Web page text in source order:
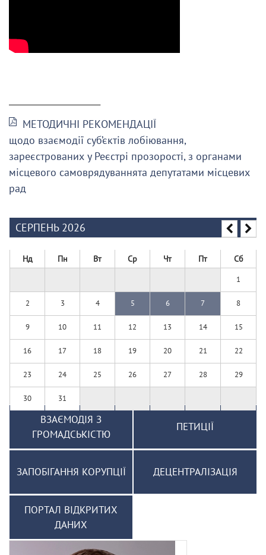
МЕТОДИЧНІ РЕКОМЕНДАЦІЇ
щодо взаємодії суб’єктів лобіювання,
зареєстрованих у Реєстрі прозорості, з органами
місцевого самоврядуваннята депутатами місцевих
рад
СЕРПЕНЬ 2026
Нд Пн Вт Ср Чт Пт Сб
1
2 3 4 5 6 7 8
9 10 11 12 13 14 15
16 17 18 19 20 21 22
23 24 25 26 27 28 29
30 31
ВЗАЄМОДІЯ З
ГРОМАДСЬКІСТЮ
ПЕТИЦІЇ
ЗАПОБІГАННЯ КОРУПЦІЇ ДЕЦЕНТРАЛІЗАЦІЯ
ПОРТАЛ ВІДКРИТИХ
ДАНИХ